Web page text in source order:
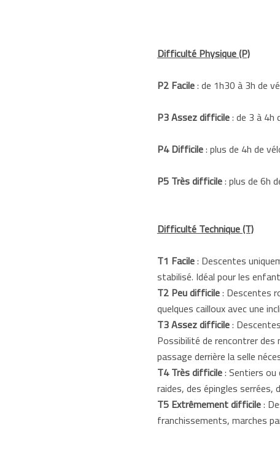
Difficulté Physique (P)
P2 Facile: de 1h30 à 3h de
P3 Assez difficile: de 3 à 4h
P4 Difficile: plus de 4h de
P5 Très difficile: plus de 6h
Difficulté Technique (T)
T1 Facile: Descentes
stabilisé. Idéal pour les
T2 Peu difficile: Descentes
quelques cailloux avec une
T3 Assez difficile:
Possibilité de rencontrer des
passage derrière la selle
T4 Très difficile: Sentiers ou
raides, des épingles
T5 Extrêmement difficile:
franchissements, marches